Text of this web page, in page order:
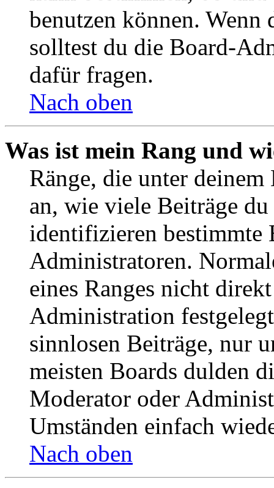
benutzen können. Wenn
solltest du die Board-
dafür fragen.
Nach oben
Was ist mein Rang und
Ränge, die unter deinem
an, wie viele Beiträge
identifizieren bestimmte
Administratoren.
eines Ranges nicht
Administration
sinnlosen Beiträge, nur
meisten Boards dulden
Moderator oder
Umständen einfach
Nach oben